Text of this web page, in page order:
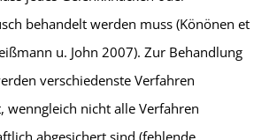
behandelt werden muss (Könönen et
u. John 2007). Zur Behandlung
verschiedenste Verfahren
wenngleich nicht alle Verfahren
abgesichert sind (fehlende